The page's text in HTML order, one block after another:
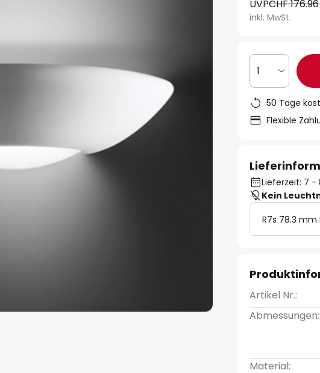
UVPCHF 176.96
inkl. MwSt.
1
50 Tage
Flexible
Lieferzeit: 7 -
Kein
R7s 78.3
Artikel Nr.:
Abmessungen:
Material: